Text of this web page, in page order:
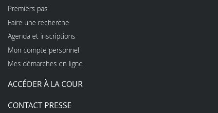
Premiers pas
Faire une recherche
Agenda et inscriptions
Mon compte personnel
Mes démarches en ligne
ACCÉDER À LA COUR
CONTACT PRESSE